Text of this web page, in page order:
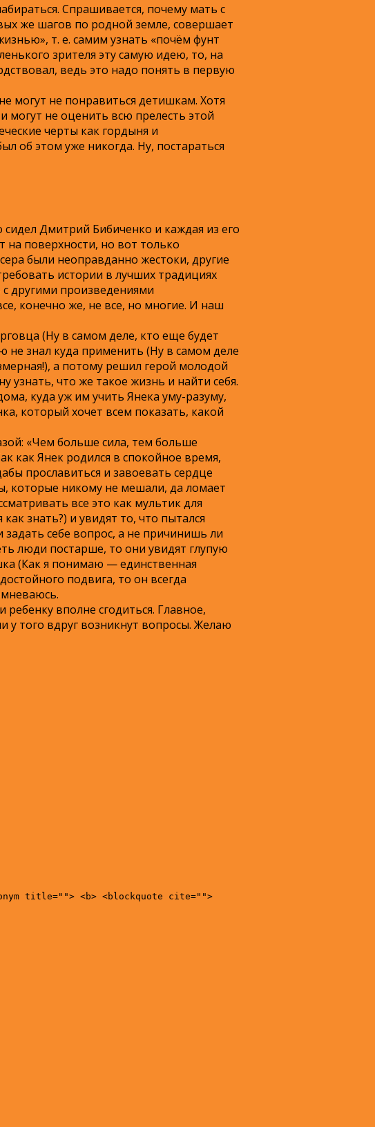
Спрашивается, почему мать с
же шагов по родной земле, совершает
т. е. самим узнать «почём фунт
зрителя эту самую идею, то, на
ведь это надо понять в первую
могут не понравиться детишкам. Хотя
не оценить всю прелесть этой
черты как гордыня и
об этом уже никогда. Ну, постараться
Дмитрий Бибиченко и каждая из его
на поверхности, но вот только
были неоправданно жестоки, другие
истории в лучших традициях
другими произведениями
конечно же, не все, но многие. И наш
(Ну в самом деле, кто еще будет
не знал куда применить (Ну в самом деле
а потому решил герой молодой
узнать, что же такое жизнь и найти себя.
куда уж им учить Янека уму-разуму,
который хочет всем показать, какой
«Чем больше сила, тем больше
как Янек родился в спокойное время,
прославиться и завоевать сердце
которые никому не мешали, да ломает
все это как мультик для
знать?) и увидят то, что пытался
себе вопрос, а не причинишь ли
люди постарше, то они увидят глупую
(Как я понимаю — единственная
подвига, то он всегда
вполне сгодиться. Главное,
у того вдруг возникнут вопросы. Желаю
title=""> <b> <blockquote cite="">